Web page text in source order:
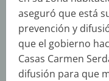
aseguró que está
prevención y
que el gobierno
Casas Carmen
difusión para que